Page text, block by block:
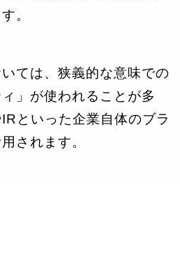
。
ては、狭義的な意味での
ィ」が使われることが多
といった企業自体のブラ
されます。